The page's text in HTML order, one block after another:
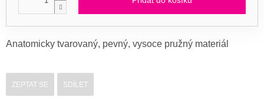
Anatomicky tvarovaný, pevný, vysoce pružný materiál
ZEPTAT SE SDÍLET